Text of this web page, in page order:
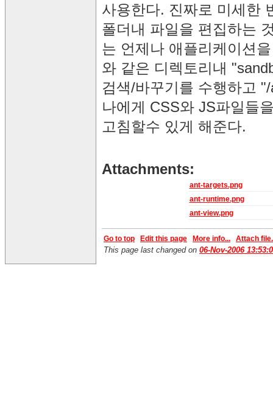
사용한다. 진짜로 미세한
폴더내 파일을 편집하는
는 언제나 애플리케이션
와 같은 디렉토리내
검색/바꾸기를 수행하고
나에게 CSS와 JS파일들
고침할수 있게 해준다.
Attachments:
ant-targets.png
ant-runtime.png
ant-view.png
Go to top Edit this page More info... Attach
This page last changed on 06-Nov-2006